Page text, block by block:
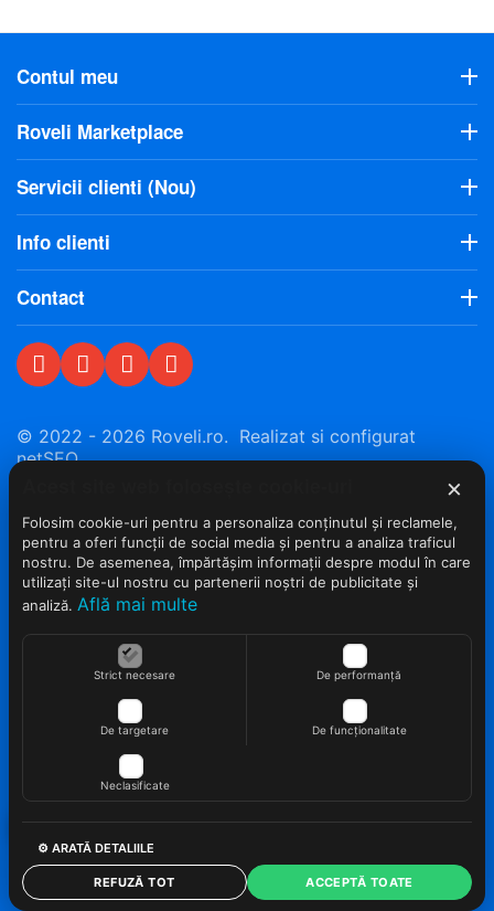
Contul meu
Roveli Marketplace
Servicii clienti (Nou)
Info clienti
Contact
© 2022 - 2026 Roveli.ro. Realizat si configurat
netSEO
×
Folosim cookie-uri pentru a personaliza conținutul și reclamele,
pentru a oferi funcții de social media și pentru a analiza traficul
nostru. De asemenea, împărtășim informații despre modul în care
utilizați site-ul nostru cu partenerii noștri de publicitate și
analiză. Află mai multe
Strict necesare De performanță
De targetare De funcționalitate
Neclasificate
⚙ ARATĂ DETALIILE
REFUZĂ TOT ACCEPTĂ TOATE